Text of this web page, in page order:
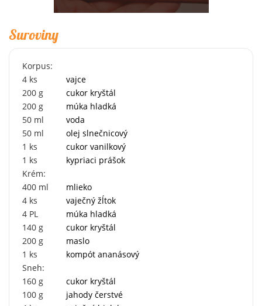
Suroviny
Korpus:
4 ks
vajce
200 g
cukor kryštál
200 g
múka hladká
50 ml
voda
50 ml
olej slnečnicový
1 ks
cukor vanilkový
1 ks
kypriaci prášok
Krém:
400 ml
mlieko
4 ks
vaječný žĺtok
4 PL
múka hladká
140 g
cukor kryštál
200 g
maslo
1 ks
kompót ananásový
Sneh:
160 g
cukor kryštál
100 g
jahody čerstvé